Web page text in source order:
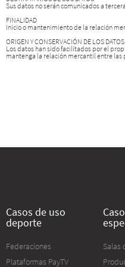
Sus datos no serán comunicados a
FINALIDAD
Inicio o mantenimiento de la relación
ORIGEN Y CONSERVACIÓN DE LOS DATOS
Los datos han sido facilitados por el
mantenga la relación mercantil entre las
Casos de uso
deporte
Federaciones
Plataformas PayTV
Salas